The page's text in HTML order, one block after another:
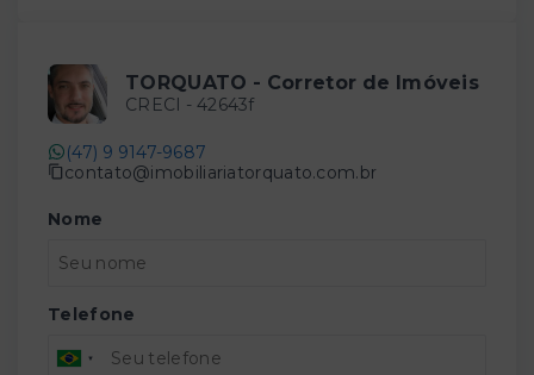
TORQUATO - Corretor de Imóveis
CRECI - 42643f
(47) 9 9147-9687
contato@imobiliariatorquato.com.br
Nome
Telefone